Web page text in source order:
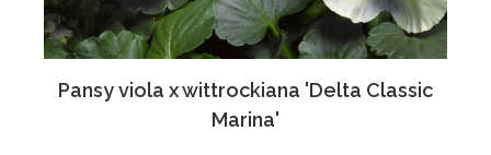
Pansy viola x wittrockiana 'Delta Classic
Marina'